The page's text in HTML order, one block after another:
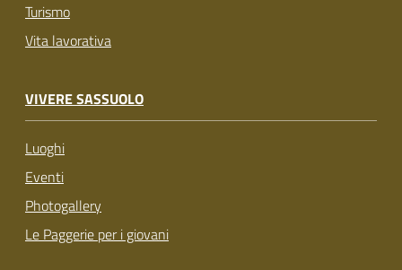
Turismo
Vita lavorativa
VIVERE SASSUOLO
Luoghi
Eventi
Photogallery
Le Paggerie per i giovani